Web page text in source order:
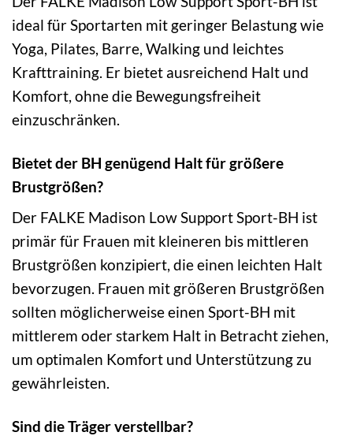
ideal für Sportarten mit geringer Belastung wie
Yoga, Pilates, Barre, Walking und leichtes
Krafttraining. Er bietet ausreichend Halt und
Komfort, ohne die Bewegungsfreiheit
einzuschränken.
Bietet der BH genügend Halt für größere
Brustgrößen?
Der FALKE Madison Low Support Sport-BH ist
primär für Frauen mit kleineren bis mittleren
Brustgrößen konzipiert, die einen leichten Halt
bevorzugen. Frauen mit größeren Brustgrößen
sollten möglicherweise einen Sport-BH mit
mittlerem oder starkem Halt in Betracht ziehen,
um optimalen Komfort und Unterstützung zu
gewährleisten.
Sind die Träger verstellbar?